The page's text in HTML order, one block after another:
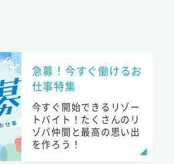
急募！今すぐ働けるお
仕事特集
今すぐ開始できるリゾー
トバイト！たくさんのリ
ゾバ仲間と最高の思い出
を作ろう！